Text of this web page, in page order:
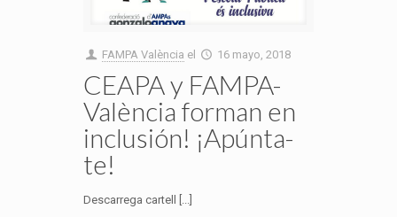
FAMPA València el 16 mayo, 2018
CEAPA y FAMPA-
València forman en
inclusión! ¡Apúnta-
te!
Descarrega cartell [...]